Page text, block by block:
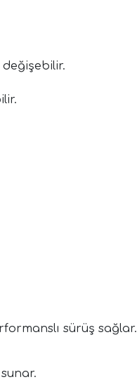
değişebilir.
sürüş sağlar.